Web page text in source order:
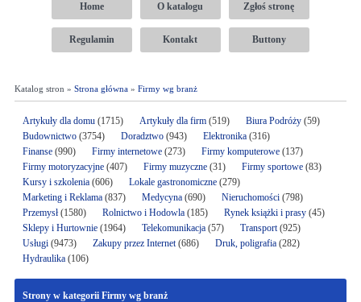
Home O katalogu Zgłoś stronę
Regulamin Kontakt Buttony
Katalog stron » Strona główna» Firmy wg branż
Artykuły dla domu(1715) Artykuły dla firm(519) Biura Podróży(59)
Budownictwo(3754) Doradztwo(943) Elektronika (316)
Finanse(990) Firmy internetowe (273) Firmy komputerowe(137)
Firmy motoryzacyjne(407) Firmy muzyczne(31) Firmy sportowe(83)
Kursy i szkolenia(606) Lokale gastronomiczne(279)
Marketing i Reklama(837) Medycyna(690) Nieruchomości(798)
Przemysł(1580) Rolnictwo i Hodowla(185) Rynek książki i prasy(45)
Sklepy i Hurtownie(1964) Telekomunikacja(57) Transport(925)
Usługi(9473) Zakupy przez Internet(686) Druk, poligrafia(282)
Hydraulika(106)
Strony w kategorii Firmy wg branż